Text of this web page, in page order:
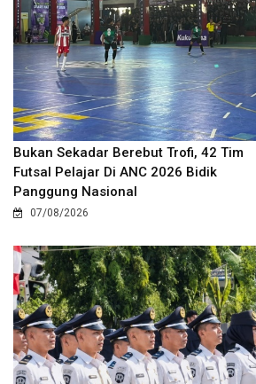
Bukan Sekadar Berebut Trofi, 42 Tim
Futsal Pelajar Di ANC 2026 Bidik
Panggung Nasional
07/08/2026